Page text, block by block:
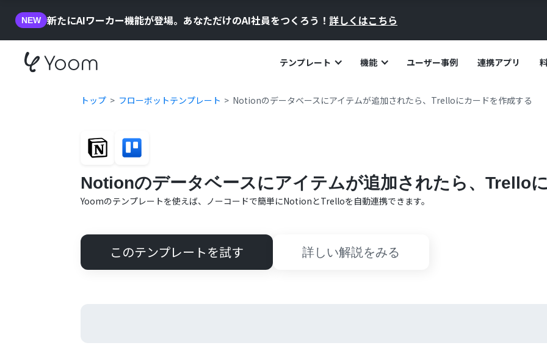
NEW 新たにAIワーカー機能が登場。あなただけのAI社員をつくろう！ 詳しくはこちら
テンプレート 機能 ユーザー事例 連携アプリ
トップ フローボットテンプレート Notionのデータベースにアイテムが追加されたら、Trelloにカードを作成する
Notionのデータベースにアイテムが追加されたら、Trello
Yoomのテンプレートを使えば、ノーコードで簡単にNotionとTrelloを自動連携できます。
このテンプレートを試す 詳しい解説をみる